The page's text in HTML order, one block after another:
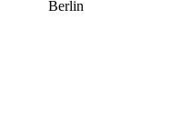
Berlin